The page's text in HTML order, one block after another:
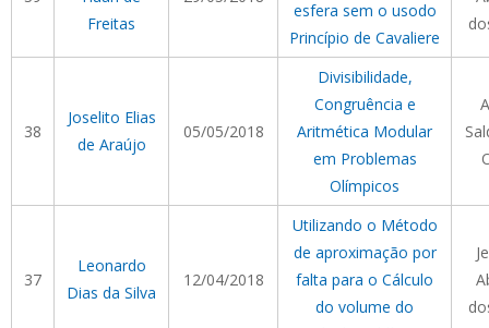
Freitas
esfera sem o usodo
Princípio de Cavaliere
38
Joselito Elias
de Araújo
05/05/2018
Divisibilidade,
Congruência e
Aritmética Modular
em Problemas
Olímpicos
37
Leonardo
Dias da Silva
12/04/2018
Utilizando o Método
de aproximação por
falta para o Cálculo
do volume do